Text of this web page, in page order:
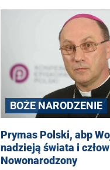
BOŻE NARODZENIE
Prymas Polski, abp
nadzieją świata i
Nowonarodzony